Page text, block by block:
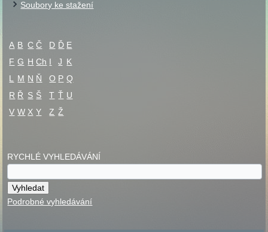
Soubory ke stažení
A B C Č D Ď E
F G H Ch I J K
L
M N Ň O P Q
R Ř S Š T Ť U
V W X Y Z Ž
RYCHLÉ VYHLEDÁVÁNÍ
Podrobné vyhledávání